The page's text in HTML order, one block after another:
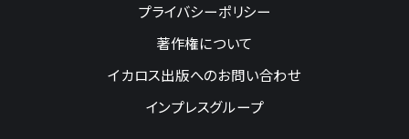
プライバシーポリシー
著作権について
イカロス出版へのお問い合わせ
インプレスグループ